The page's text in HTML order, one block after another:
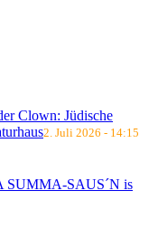
Clown: Jüdische
2. Juli 2026 - 14:15
SUMMA-SAUS´N is